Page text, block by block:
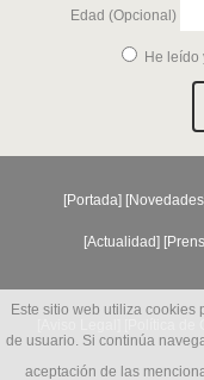
Edad (Opcional)
He leído
[Portada] [Novedades
[Actualidad] [
Este sitio web utiliza
de usuario. Si continúa
aceptación de las